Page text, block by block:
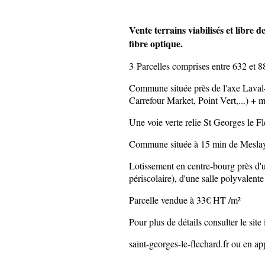
Vente terrains viabilisés et libre
fibre optique.
3 Parcelles comprises entre 632 et
Commune située près de l'axe
Carrefour Market, Point Vert,...) +
Une voie verte relie St Georges le
Commune située à 15 min de
Lotissement en centre-bourg près
périscolaire), d'une salle
Parcelle vendue à 33€ HT /m²
Pour plus de détails consulter le
saint-georges-le-flechard.fr ou en